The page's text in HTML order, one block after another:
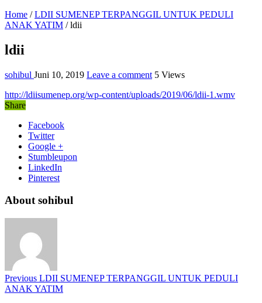
Home / LDII SUMENEP TERPANGGIL UNTUK PEDULI
ANAK YATIM / ldii
ldii
sohibul Juni 10, 2019 Leave a comment 5 Views
http://ldiisumenep.org/wp-content/uploads/2019/06/ldii-1.wmv
Share
Facebook
Twitter
Google +
Stumbleupon
LinkedIn
Pinterest
About sohibul
Previous LDII SUMENEP TERPANGGIL UNTUK PEDULI
ANAK YATIM